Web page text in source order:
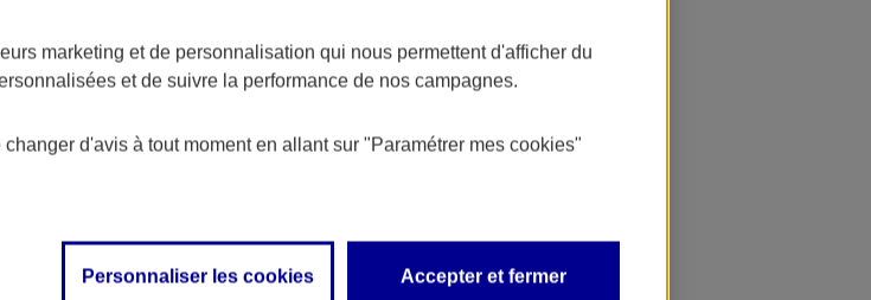
marketing et de personnalisation qui nous permettent d'afficher du
et de suivre la performance de nos campagnes.
d'avis à tout moment en allant sur "Paramétrer mes cookies"
Personnaliser les cookies Accepter et fermer